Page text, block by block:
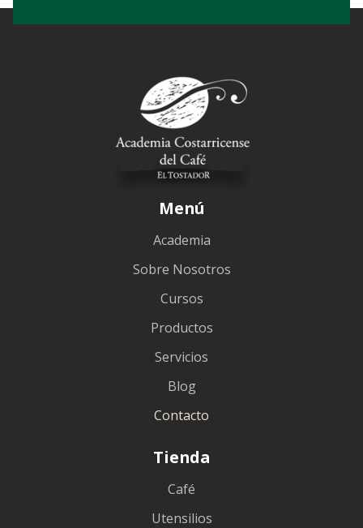
Menú
Academia
Sobre Nosotros
Cursos
Productos
Servicios
Blog
Contacto
Tienda
Café
Utensilios